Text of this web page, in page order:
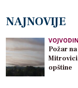
NAJNOVIJE
Požar
opštine